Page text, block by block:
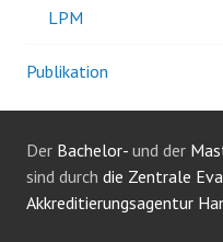
LPM
Publikation
Der Bachelor- und der
sind durch die Zentrale
Akkreditierungsagentur